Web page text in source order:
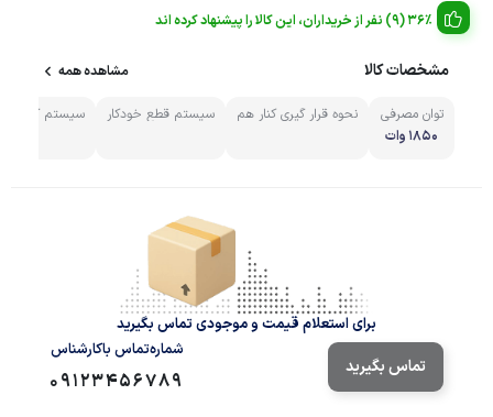
36% (9) نفر از خریداران، این کالا را پیشنهاد کرده اند
مشخصات کالا مشاهده همه
توان مصرفی
۱۸۵۰ وات
نحوه قرار گیری کنار هم سیستم قطع خودکار سیستم گرم نگه
برای استعلام قیمت و موجودی تماس بگیرید
تماس بگیرید
شماره‌تماس‌ با‌کارشناس
09123456789